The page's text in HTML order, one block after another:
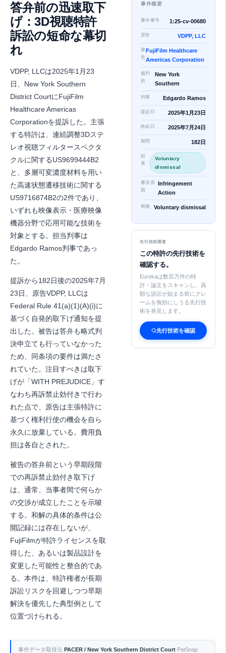
答弁前の迅速取下
げ：3D視聴特許
訴訟の短命な幕切
れ
VDPP, LLCは2025年1月23
日、New York Southern
District CourtにFujiFilm
Healthcare Americas
Corporationを提訴した。主張
する特許は、連続調整3Dステ
レオ視聴フィルタースペクタ
クルに関するUS9699444B2
と、多層可変濃度材料を用い
た高速状態遷移技術に関する
US9716874B2の2件であり、
いずれも映像表示・医療映像
機器分野で応用可能な技術を
対象とする。担当判事は
Edgardo Ramos判事であっ
た。
提訴から182日後の2025年7月
23日、原告VDPP, LLCは
Federal Rule 41(a)(1)(A)(i)に
基づく自発的取下げ通知を提
出した。被告は答弁も略式判
決申立ても行っていなかった
ため、同条項の要件は満たさ
れていた。注目すべきは取下
げが「WITH PREJUDICE」す
なわち再訴禁止効付きで行わ
れた点で、原告は主張特許に
基づく権利行使の機会を自ら
永久に放棄している。費用負
担は各自とされた。
被告の答弁前という早期段階
での再訴禁止効付き取下げ
は、通常、当事者間で何らか
の交渉が成立したことを示唆
する。和解の具体的条件は公
開記録には存在しないが、
FujiFilmが特許ライセンスを取
得した、あるいは製品設計を
変更した可能性と整合的であ
る。本件は、特許権者が長期
訴訟リスクを回避しつつ早期
解決を優先した典型例として
位置づけられる。
事件概要
事件番号 1:25-cv-00680
原告 VDPP, LLC
被
告
FujiFilm Healthcare
Americas Corporation
裁判
所
New York
Southern
判事 Edgardo Ramos
提起日 2025年1月23日
終結日 2025年7月24日
期間 182日
結
果
Voluntary
dismissal
審決原
因
Infringement
Action
根拠 Voluntary dismissal
先行技術調査
この特許の先行技術を
確認する。
Eurekaは数百万件の特
許・論文をスキャンし、高
額な訴訟が始まる前にクレ
ームを無効にしうる先行技
術を発見します。
先行技術を確認
事件データ取得元 PACER / New York Southern District Court PatSnap